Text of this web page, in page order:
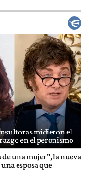
midieron el
en el peronismo
una mujer", la nueva
esposa que